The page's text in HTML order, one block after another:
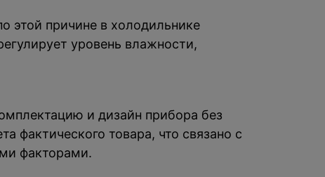
этой причине в холодильнике
уровень влажности,
и дизайн прибора без
фактического товара, что связано с
факторами.